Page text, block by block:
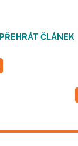
PŘEHRÁT ČLÁNEK